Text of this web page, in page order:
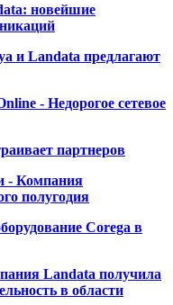
новейшие
и Landata предлагают
- Недорогое сетевое
партнеров
- Компания
полугодия
Corega в
Landata получила
в области